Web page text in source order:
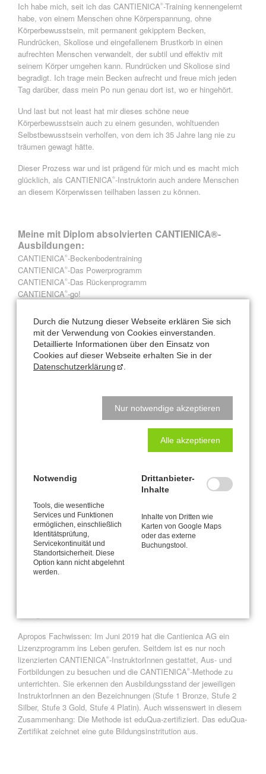
Ich habe mich, seit ich das CANTIENICA®-Training kennengelernt
habe, von einem Menschen ohne Körperspannung, ohne
Körperbewusstsein, mit permanent gekipptem Becken,
Rundrücken, Skoliose und eingefallenem Brustkorb in einen
aufrechten Menschen verwandelt, der subtil und effektiv mit
seinem Körper umgehen kann. Rundrücken und Skoliose sind
begradigt. Ich trage mein Becken aufrecht und freue mich jeden
Tag darüber, dass mein Po nun genau dort ist, wo er hingehört.
Und last but not least hat mir dieses schöne neue
Körperbewusstsein auch zu einem gesunden, wohltuenden
Selbstbewusstsein verholfen, von dem ich 35 Jahre lang nie zu
träumen gewagt hätte.
Dieser Prozess war und ist prägend für mich und es macht mich
glücklich, als CANTIENICA®-Instruktorin auch andere Menschen
an diesem Körperwissen teilhaben lassen zu können.
Meine mit Diplom absolvierten CANTIENICA®-
Ausbildungen:
CANTIENICA®-Beckenbodentraining
CANTIENICA®-Das Powerprogramm
CANTIENICA®-Das Rückenprogramm
CANTIENICA®-go!
CANTIENICA -Coaching I
CANTIENICA -Coaching II (Embodiment)
CANTIENICA -Platin Ausbildung
Weitere Fortbildungen:
Besser Sehen mit der CANTIENICA®-Methode
Der ventrale Vagus / Die Polyvagal-Theorie
Die Skoliose begradigen mit der CANTIENICA®-Methode
Inkontinenz verbessern mit der CANTIENICA
-Methode
-Training mit Gymnastikbällen, Ballons,
Die CANTIENICA
-Methode ist eine „lebendige“ Methode, die seit
ihrer Entstehung kontinuierlich weiterentwickelt und verfeinert wird.
Um stets auf dem aktuellen Stand der anatomischen Forschung
von Benita Cantieni zu bleiben, habe ich mich im Rahmen des
Lizenzprogramms der Cantienica AG zu regelmäßigen
Weiterbildungen verpflichtet.
Apropos Fachwissen: Im Juni 2019 hat die Cantienica AG ein
Lizenzprogramm ins Leben gerufen. Seitdem ist es nur noch
lizenzierten CANTIENICA®-InstruktorInnen gestattet, Aus- und
Fortbildungen zu besuchen und die CANTIENICA®-Methode zu
unterrichten. Sie erkennen den Ausbildungsstand der jeweiligen
InstruktorInnen an den Bezeichnungen (Stufe 1 Bronze, Stufe 2
Silber, Stufe 3 Gold, Stufe 4 Platin). Auch wissenswert in diesem
Zusammenhang: Die Methode ist eduQua-zertifiziert. Das eduQua-
Zertifikat zeichnet eine gute Bildungsinstritution aus.
Durch die Nutzung dieser Webseite erklären Sie sich
mit der Verwendung von Cookies einverstanden.
Detaillierte Informationen über den Einsatz von
Cookies auf dieser Webseite erhalten Sie in der
Datenschutzerklärung
Nur notwendige akzeptieren
Alle akzeptieren
Notwendig
Tools, die wesentliche
Services und Funktionen
ermöglichen, einschließlich
Identitätsprüfung,
Servicekontinuität und
Standortsicherheit. Diese
Option kann nicht abgelehnt
werden.
Drittanbieter-
Inhalte
Inhalte von Dritten wie
Karten von Google Maps
oder das externe
Buchungstool.